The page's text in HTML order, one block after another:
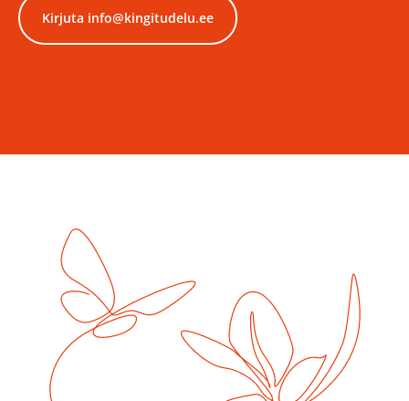
Kirjuta info@kingitudelu.ee